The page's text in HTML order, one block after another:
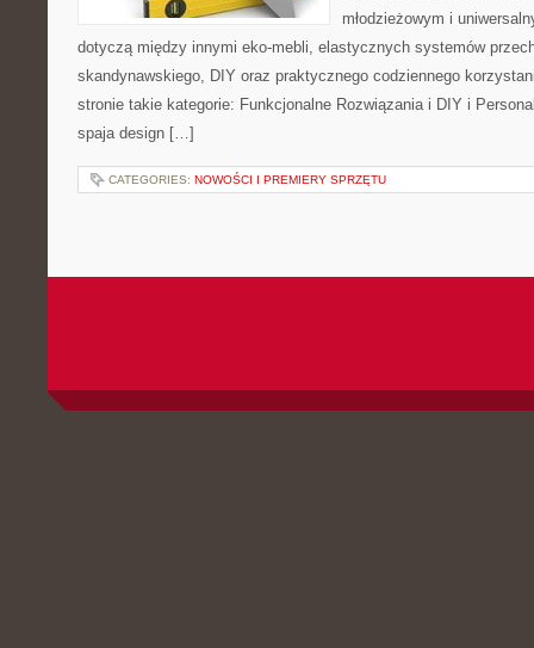
młodzieżowym i
dotyczą między innymi eko-mebli, elastycznych systemów
skandynawskiego, DIY oraz praktycznego codziennego
stronie takie kategorie: Funkcjonalne Rozwiązania i DIY i
spaja design […]
CATEGORIES: NOWOŚCI I PREMIERY SPRZĘTU